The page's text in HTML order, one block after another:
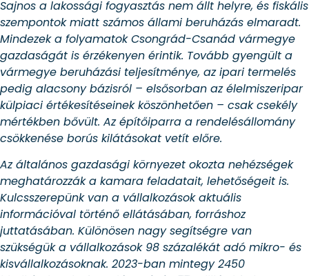
Sajnos a lakossági fogyasztás nem állt helyre, és fiskális
szempontok miatt számos állami beruházás elmaradt.
Mindezek a folyamatok Csongrád-Csanád vármegye
gazdaságát is érzékenyen érintik. Tovább gyengült a
vármegye beruházási teljesítménye, az ipari termelés
pedig alacsony bázisról – elsősorban az élelmiszeripar
külpiaci értékesítéseinek köszönhetően – csak csekély
mértékben bővült. Az építőiparra a rendelésállomány
csökkenése borús kilátásokat vetít előre.
Az általános gazdasági környezet okozta nehézségek
meghatározzák a kamara feladatait, lehetőségeit is.
Kulcsszerepünk van a vállalkozások aktuális
információval történő ellátásában, forráshoz
juttatásában. Különösen nagy segítségre van
szükségük a vállalkozások 98 százalékát adó mikro- és
kisvállalkozásoknak. 2023-ban mintegy 2450